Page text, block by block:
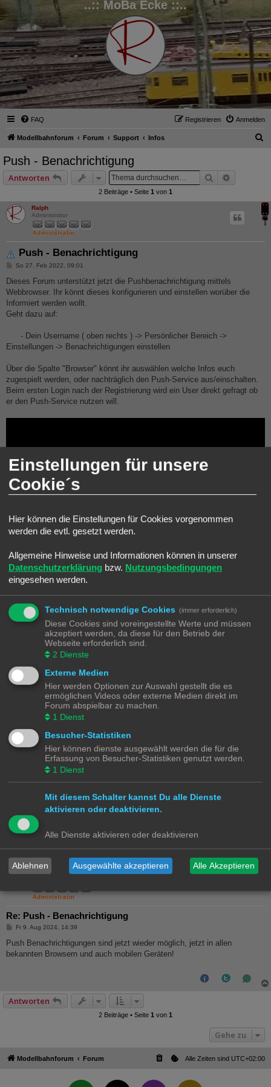
..:: MoBa Ecke ::..
FAQ Anmelden
Registrieren
Modellbahnforum Forum Support Infos
Push - Benachrichtigung
Antworten Suche
2 Beiträge • Seite 1 von 1
Ralph
Administrator
Push - Benachrichtigung
B
i
r
a
So 27. Feb 2022, 09:01
Dieses Forum unterstützt jetzt die Pushbenachrichtigung mittels
Webbrowser. Ihr könnt dieses konfigurieren und einstellen worüber die
Informiert werden wollt.
Geht dazu auf:
- Dein Username ( oben rechts ) -> Persönlicher Bereich ->
Einstellungen -> Benachrichtigungen einstellen
Über die Spalte "Browser" könnt ihr auswählen welche Infos euch
zugespielt werden, oder nachträglich den Push-Service aus/einschalten.
Beim ersten Login nach der Registrierung wird ein User direkt gefragt ob
er den Push-Service nutzen will.
Re: Push - Benachrichtigung
B
r
Fr 9. Aug 2024, 14:39
Push Benachrichtigungen sind jetzt wieder möglich, jetzt in allen
bekannten Browsern und auch mobilen Geräten!
Antworten
2 Beiträge • Seite 1 von 1
Gehe zu
Modellbahnforum Forum Alle Zeiten sind UTC+02:00
Einstellungen für unsere
Cookie´s
Hier können die Einstellungen für Cookies vorgenommen
werden die evtl. gesetzt werden.
Allgemeine Hinweise und Informationen können in unserer
Datenschutzerklärung bzw. Nutzungsbedingungen
eingesehen werden.
Technisch notwendige Cookies (immer erforderlich)
Diese Cookies sind voreingestellte Werte und müssen
akzeptiert werden, da diese für den Betrieb der
Webseite erforderlich sind.
2 Dienste
Externe Medien
Hier werden Optionen zur Auswahl gestellt die es
ermöglichen Videos oder externe Medien direkt im
Forum abspielbar zu machen.
1 Dienst
Besucher-Statistiken
Hier können dienste ausgewählt werden die für die
Erfassung von Besucher-Statistiken genutzt werden.
1 Dienst
Mit diesem Schalter kannst Du alle Dienste
aktivieren oder deaktivieren.
Alle Dienste aktivieren oder deaktivieren
Ablehnen Ausgewählte akzeptieren Alle Akzeptieren